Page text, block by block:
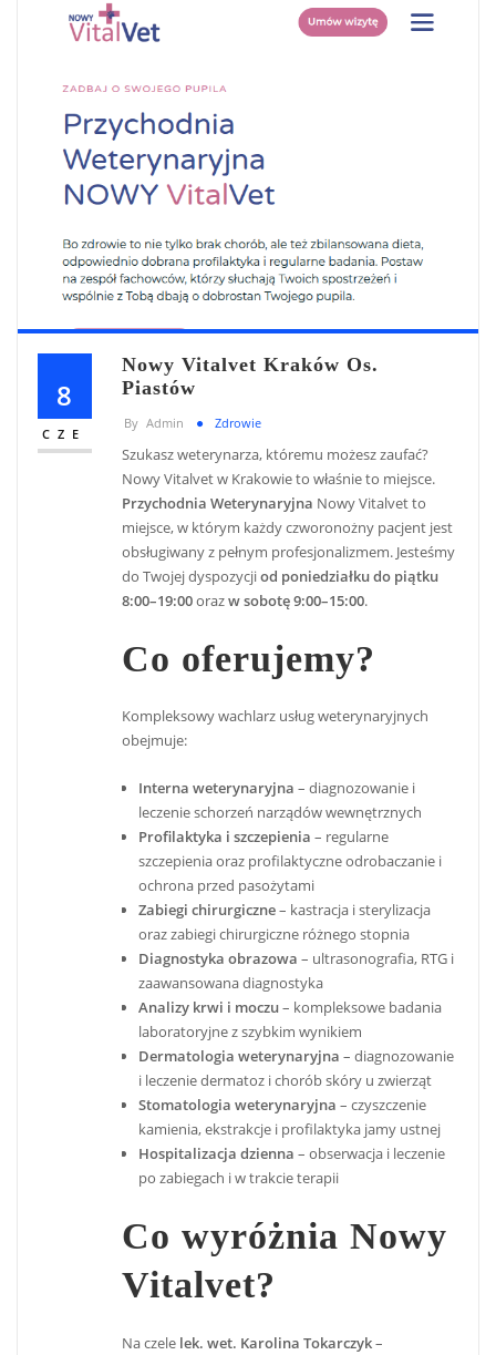
8
CZE
Nowy Vitalvet Kraków Os.
Piastów
By Admin Zdrowie
Szukasz weterynarza, któremu możesz zaufać?
Nowy Vitalvet w Krakowie to właśnie to miejsce.
Przychodnia Weterynaryjna Nowy Vitalvet to
miejsce, w którym każdy czworonożny pacjent jest
obsługiwany z pełnym profesjonalizmem. Jesteśmy
do Twojej dyspozycjiod poniedziałku do piątku
8:00–19:00orazw sobotę 9:00–15:00.
Co oferujemy?
Kompleksowy wachlarz usług weterynaryjnych
obejmuje:
Interna weterynaryjna – diagnozowanie i
leczenie schorzeń narządów wewnętrznych
Profilaktyka i szczepienia – regularne
szczepienia oraz profilaktyczne odrobaczanie i
ochrona przed pasożytami
Zabiegi chirurgiczne– kastracja i sterylizacja
oraz zabiegi chirurgiczne różnego stopnia
Diagnostyka obrazowa – ultrasonografia, RTG i
zaawansowana diagnostyka
Analizy krwi i moczu– kompleksowe badania
laboratoryjne z szybkim wynikiem
Dermatologia weterynaryjna – diagnozowanie
i leczenie dermatoz i chorób skóry u zwierząt
Stomatologia weterynaryjna – czyszczenie
kamienia, ekstrakcje i profilaktyka jamy ustnej
Hospitalizacja dzienna – obserwacja i leczenie
po zabiegach i w trakcie terapii
Co wyróżnia Nowy
Vitalvet?
Na czele lek. wet. Karolina Tokarczyk–